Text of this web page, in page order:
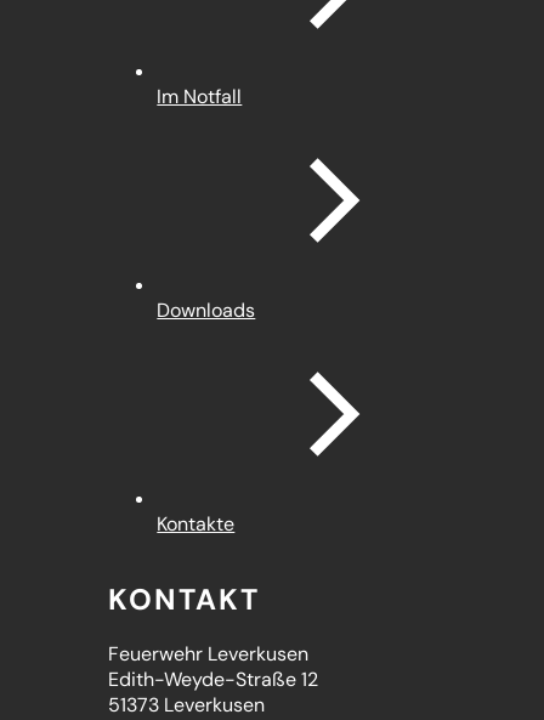
Im Notfall
Downloads
Kontakte
KONTAKT
Feuerwehr Leverkusen
Edith-Weyde-Straße 12
51373 Leverkusen